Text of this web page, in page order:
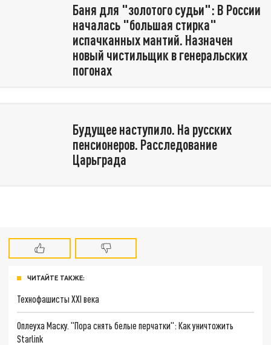
Баня для "золотого судьи": В России
началась "большая стирка"
испачканных мантий. Назначен
новый чистильщик в генеральских
погонах
Будущее наступило. На русских
пенсионеров. Расследование
Царьграда
ЧИТАЙТЕ ТАКЖЕ:
Технофашисты XXI века
Оплеуха Маску. "Пора снять белые перчатки": Как уничтожить
Starlink